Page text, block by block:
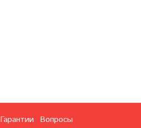
Гарантии Вопросы